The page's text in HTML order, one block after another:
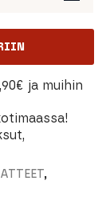
ja muihin
,